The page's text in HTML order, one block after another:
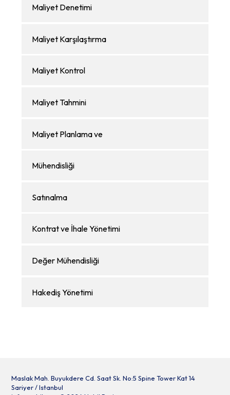
Maliyet Denetimi
Maliyet Karşılaştırma
Maliyet Kontrol
Maliyet Tahmini
Maliyet Planlama ve
Mühendisliği
Satınalma
Kontrat ve İhale Yönetimi
Değer Mühendisliği
Hakediş Yönetimi
Maslak Mah. Buyukdere Cd. Saat Sk. No:5 Spine Tower Kat 14
Sariyer / Istanbul